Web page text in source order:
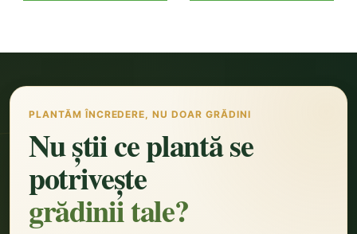
PLANTĂM ÎNCREDERE, NU DOAR GRĂDINI
Nu știi ce plantă se
potrivește
grădinii tale?